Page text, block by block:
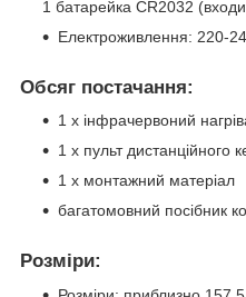
1 батарейка CR2032
Електроживлення: 220-
Обсяг постачання:
1 х інфрачервоний
1 х пульт дистанційного
1 х монтажний матеріал
багатомовний посібник
Розміри: